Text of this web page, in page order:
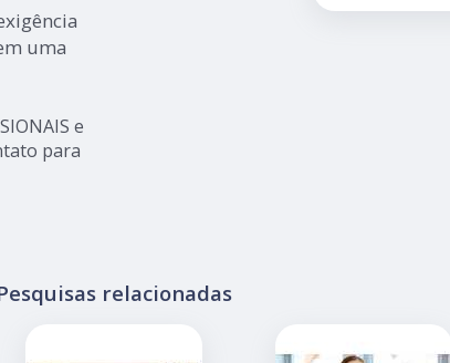
uma
e
para
relacionadas